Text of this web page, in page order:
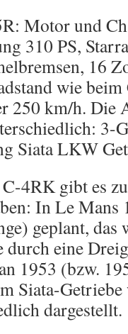
Motor und
310 PS,
16
wie
250 km/h. Die
3-
Siata LKW
4RK gibt es
In Le Mans
geplant, das
eine
1953 (bzw.
Siata-
dargestellt.